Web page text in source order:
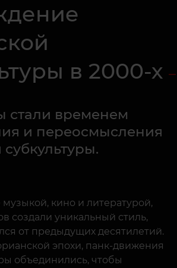
в 2000-х
стали временем
и переосмысления
субкультуры.
кино и литературой,
создали уникальный стиль,
от предыдущих десятилетий.
эпохи, панк-движения
объединились, чтобы